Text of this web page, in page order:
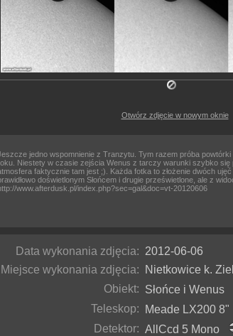
Otwórz zdjęcie w nowym oknie
jedno wspomnienie z Tranzytu. Tym razem próba
Niestety w czasie zejścia Wenus z tarczy warunki szybko się
faktycznie tam jest ;). Każda fotka to złożenie dwóch
doświetlonym Słońcem i drugie prześwietlone, ale z
www.afterdusk.pl/index.php?sec=gal&doc=vt-20120606
Data wykonania zdjęcia: 2012-06-06
Miejsce wykonania zdjęcia:
Nietkowice k.
Obiekt: Słońce i Wenus
Teleskop:
Meade LX200 8"
Detektor: AllCcd 5 Mono